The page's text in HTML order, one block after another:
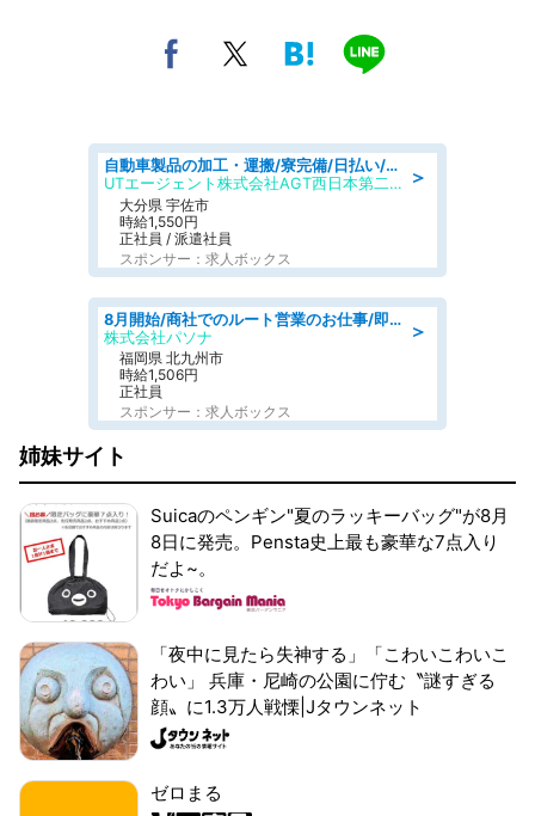
＞
自動車製品の加工・運搬/寮完備/日払い/工場・製造
UTエージェント株式会社AGT西日本第二CU
大分県 宇佐市
時給1,550円
正社員 / 派遣社員
スポンサー：求人ボックス
＞
8月開始/商社でのルート営業のお仕事/即日勤務可/車通勤可/営業
株式会社パソナ
福岡県 北九州市
時給1,506円
正社員
スポンサー：求人ボックス
姉妹サイト
Suicaのペンギン"夏のラッキーバッグ"が8月
8日に発売。Pensta史上最も豪華な7点入り
だよ~。
「夜中に見たら失神する」「こわいこわいこ
わい」 兵庫・尼崎の公園に佇む〝謎すぎる
顔〟に1.3万人戦慄|Jタウンネット
ゼロまる